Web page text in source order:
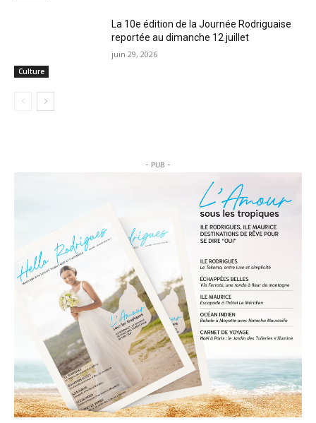
Culture
La 10e édition de la Journée Rodriguaise
reportée au dimanche 12 juillet
juin 29, 2026
- PUB -